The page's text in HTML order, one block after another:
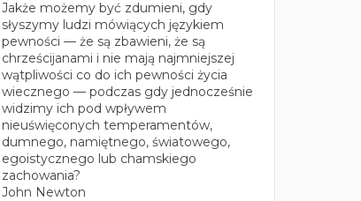
Jakże możemy być zdumieni, gdy
słyszymy ludzi mówiących językiem
pewności — że są zbawieni, że są
chrześcijanami i nie mają najmniejszej
wątpliwości co do ich pewności życia
wiecznego — podczas gdy jednocześnie
widzimy ich pod wpływem
nieuświęconych temperamentów,
dumnego, namiętnego, światowego,
egoistycznego lub chamskiego
zachowania?
John Newton